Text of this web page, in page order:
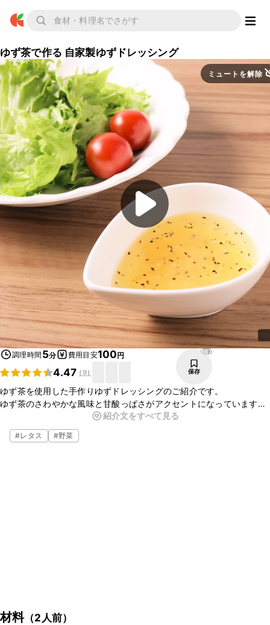
ゆず茶で作る 自家製ゆずドレッシング
ミュートを解除
調理時間 5分 費用目安100円
4.47 (9)
887
保存
ゆず茶を使用した手作りゆずドレッシングのご紹介です。
ゆず茶のさわやかな風味と甘酸っぱさがアクセントになっています。
酢をレモン汁に代えると、よりさわやかな風味が加わり美味しいです
よ。
お好みのサラダなどにかけてお召し上がりください。
紹介文をすべて見る
#レタス #野菜
材料（2人前）